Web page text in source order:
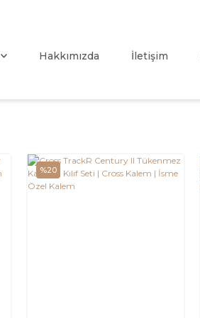
Hakkımızda İletişim
%20